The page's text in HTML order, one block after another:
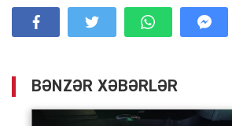
BƏNZƏR XƏBƏRLƏR